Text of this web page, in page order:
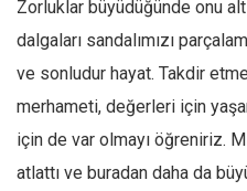
Zorluklar büyüdüğünde onu
dalgaları sandalımızı
ve sonludur hayat. Takdir
merhameti, değerleri için
için de var olmayı öğreniriz.
atlattı ve buradan daha da